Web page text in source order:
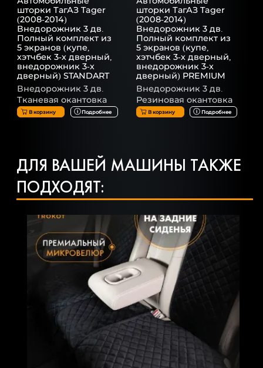
шторки ТагАЗ Tager
(2008-2014)
Внедорожник 3 дв.
Полный комплект из
5 экранов (купе,
хэтчбек 3-х дверный,
внедорожник 3-х
дверный) STANDART
Внедорожник 3 дв.
Тканевая окантовка
В корзину Подробнее
шторки ТагАЗ Tager
(2008-2014)
Внедорожник 3 дв.
Полный комплект из
5 экранов (купе,
хэтчбек 3-х дверный,
внедорожник 3-х
дверный) PREMIUM
Внедорожник 3 дв.
Резиновая окантовка
В корзину Подробнее
ДЛЯ ВАШЕЙ МАШИНЫ ТАКЖЕ
ПОДХОДЯТ: